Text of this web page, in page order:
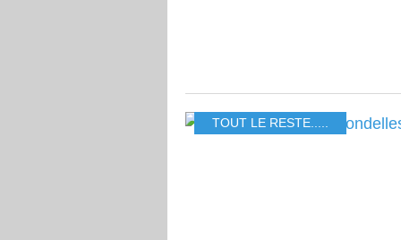
TOUT LE RESTE.....